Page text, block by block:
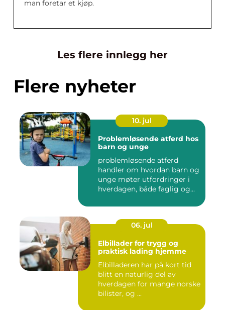
man foretar et kjøp.
Les flere innlegg her
Flere nyheter
10. jul
Problemløsende atferd hos
barn og unge
problemløsende atferd
handler om hvordan barn og
unge møter utfordringer i
hverdagen, både faglig og...
06. jul
Elbillader for trygg og
praktisk lading hjemme
Elbilladeren har på kort tid
blitt en naturlig del av
hverdagen for mange norske
bilister, og ...